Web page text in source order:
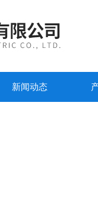
新闻动态